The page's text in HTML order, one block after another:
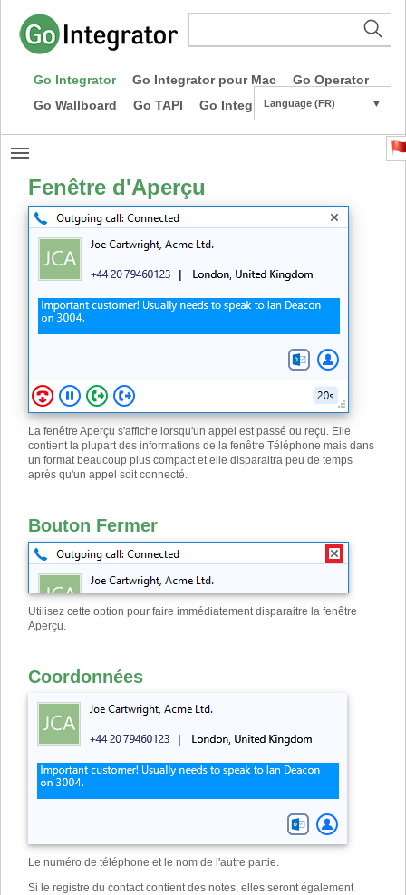
Go Integrator Go Integrator pour Mac
Go Operator
Go Wallboard
Go TAPI Go Integrator CE
Language (FR) ▼
Fenêtre d'Aperçu
La fenêtre Aperçu s'affiche lorsqu'un appel est passé ou reçu. Elle
contient la plupart des informations de la fenêtre Téléphone mais dans
un format beaucoup plus compact et elle disparaitra peu de temps
après qu'un appel soit connecté.
Bouton Fermer
Utilisez cette option pour faire immédiatement disparaitre la fenêtre
Aperçu.
Coordonnées
Le numéro de téléphone et le nom de l'autre partie.
Si le registre du contact contient des notes, elles seront également